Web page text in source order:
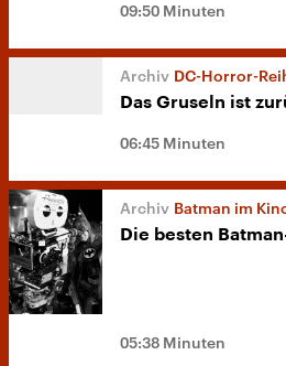
09:50 Minuten
DC-Horror-
Das Gruseln ist
06:45 Minuten
Batman im
Die besten
05:38 Minuten